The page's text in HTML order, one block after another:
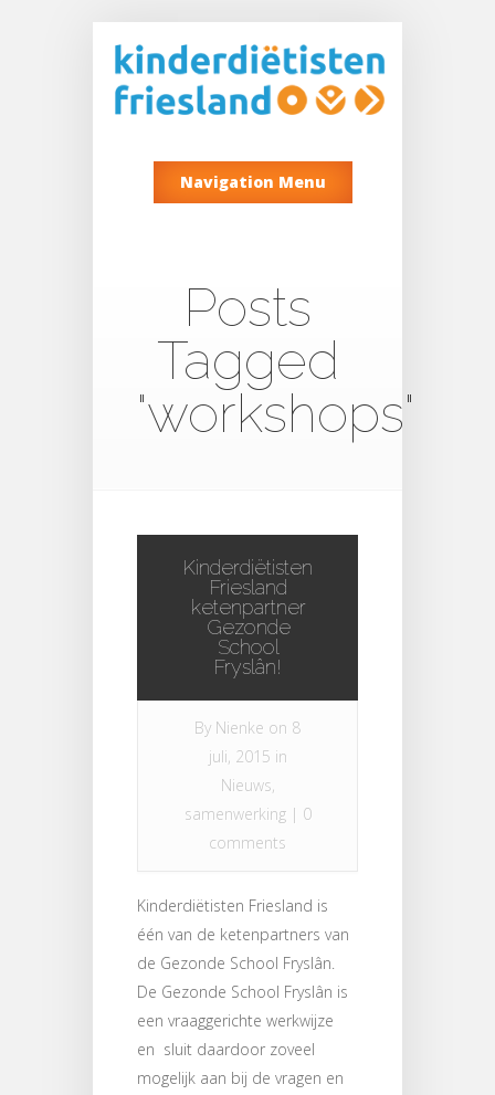
Navigation Menu
Posts
Tagged
"workshops"
Kinderdiëtisten
Friesland
ketenpartner
Gezonde
School
Fryslân!
By Nienke on 8
juli, 2015 in
Nieuws,
samenwerking| 0
comments
Kinderdiëtisten Friesland is
één van de ketenpartners van
de Gezonde School Fryslân.
De Gezonde School Fryslân is
een vraaggerichte werkwijze
en sluit daardoor zoveel
mogelijk aan bij de vragen en